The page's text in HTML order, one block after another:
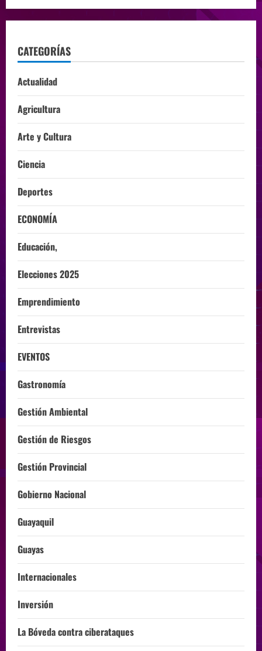
CATEGORÍAS
Actualidad
Agricultura
Arte y Cultura
Ciencia
Deportes
ECONOMÍA
Educación,
Elecciones 2025
Emprendimiento
Entrevistas
EVENTOS
Gastronomía
Gestión Ambiental
Gestión de Riesgos
Gestión Provincial
Gobierno Nacional
Guayaquil
Guayas
Internacionales
Inversión
La Bóveda contra ciberataques